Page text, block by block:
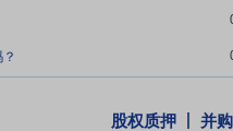
名的工业城市,相关配套资源丰
股权质押 并